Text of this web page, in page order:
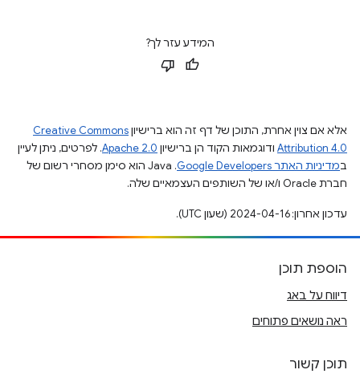
המידע עזר לך?
אלא אם צוין אחרת, התוכן של דף זה הוא ברישיוןCreative Commons
Attribution 4.0 ודוגמאות הקוד הן ברישיון Apache 2.0. לפרטים, ניתן לעיין
במדיניות האתר Google Developers‏
.‏ Java הוא סימן מסחרי רשום של
חברת Oracle ו/או של השותפים העצמאיים שלה.
עדכון אחרון: 2024-04-16 (שעון UTC).
הוספת תוכן
דיווח על באג
ראה נושאים פתוחים
תוכן קשור